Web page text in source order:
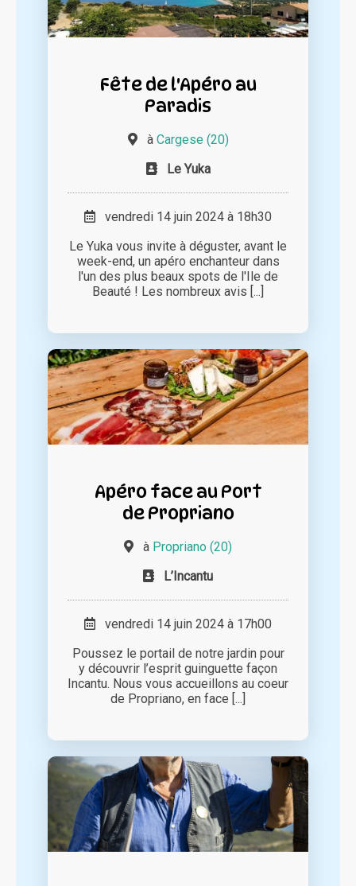
Fête de l'Apéro au
Paradis
à Cargese (20)
Le Yuka
vendredi 14 juin 2024 à 18h30
Le Yuka vous invite à déguster, avant le
week-end, un apéro enchanteur dans
l'un des plus beaux spots de l'Ile de
Beauté ! Les nombreux avis [...]
Apéro face au Port
de Propriano
à Propriano (20)
L’Incantu
vendredi 14 juin 2024 à 17h00
Poussez le portail de notre jardin pour
y découvrir l’esprit guinguette façon
Incantu. Nous vous accueillons au coeur
de Propriano, en face [...]